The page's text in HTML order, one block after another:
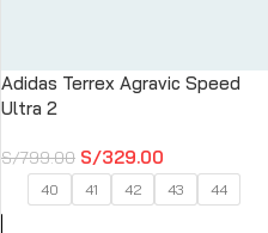
Adidas Terrex Agravic Speed
Ultra 2
S/799.00 S/329.00
40 41 42 43 44